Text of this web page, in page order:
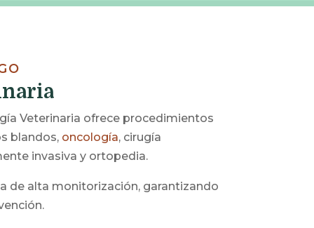
Veterinaria ofrece procedimientos
blandos, oncología, cirugía
invasiva y ortopedia.
de alta monitorización, garantizando